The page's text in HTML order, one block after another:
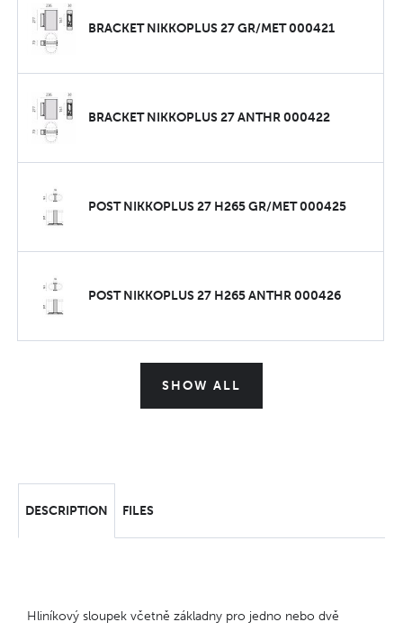
BRACKET NIKKOPLUS 27 GR/MET 000421
BRACKET NIKKOPLUS 27 ANTHR 000422
POST NIKKOPLUS 27 H265 GR/MET 000425
POST NIKKOPLUS 27 H265 ANTHR 000426
SHOW ALL
DESCRIPTION FILES
Hliníkový sloupek včetně základny pro jedno nebo dvě